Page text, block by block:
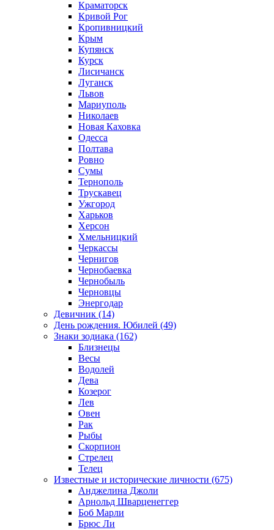
Краматорск
Кривой Рог
Кропивницкий
Крым
Купянск
Курск
Лисичанск
Луганск
Львов
Мариуполь
Николаев
Новая Каховка
Одесса
Полтава
Ровно
Сумы
Тернополь
Трускавец
Ужгород
Харьков
Херсон
Хмельницкий
Черкассы
Чернигов
Чернобаевка
Чернобыль
Черновцы
Энергодар
Девичник (14)
День рождения. Юбилей (49)
Знаки зодиака (162)
Близнецы
Весы
Водолей
Дева
Козерог
Лев
Овен
Рак
Рыбы
Скорпион
Стрелец
Телец
Известные и исторические личности (675)
Анджелина Джоли
Арнольд Шварценеггер
Боб Марли
Брюс Ли